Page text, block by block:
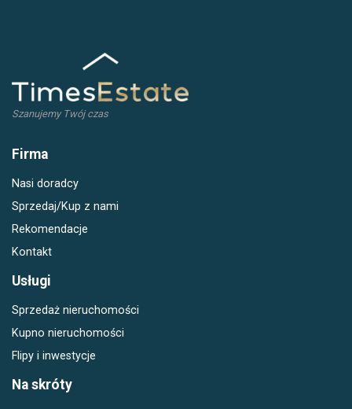
Szanujemy Twój czas
Firma
Nasi doradcy
Sprzedaj/Kup z nami
Rekomendacje
Kontakt
Usługi
Sprzedaż nieruchomości
Kupno nieruchomości
Flipy i inwestycje
Na skróty